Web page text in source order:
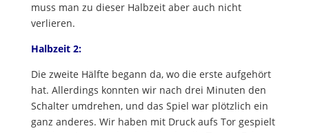
muss man zu dieser Halbzeit aber auch nicht
verlieren.
Halbzeit 2:
Die zweite Hälfte begann da, wo die erste aufgehört
hat. Allerdings konnten wir nach drei Minuten den
Schalter umdrehen, und das Spiel war plötzlich ein
ganz anderes. Wir haben mit Druck aufs Tor gespielt